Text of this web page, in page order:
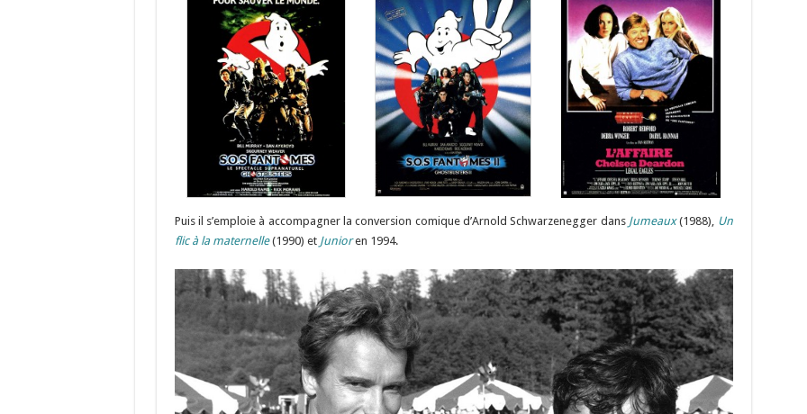
Puis il s’emploie à accompagner la conversion comique d’Arnold Schwarzenegger dans Jumeaux(1988), Un
flic à la maternelle(1990) et Junioren 1994.